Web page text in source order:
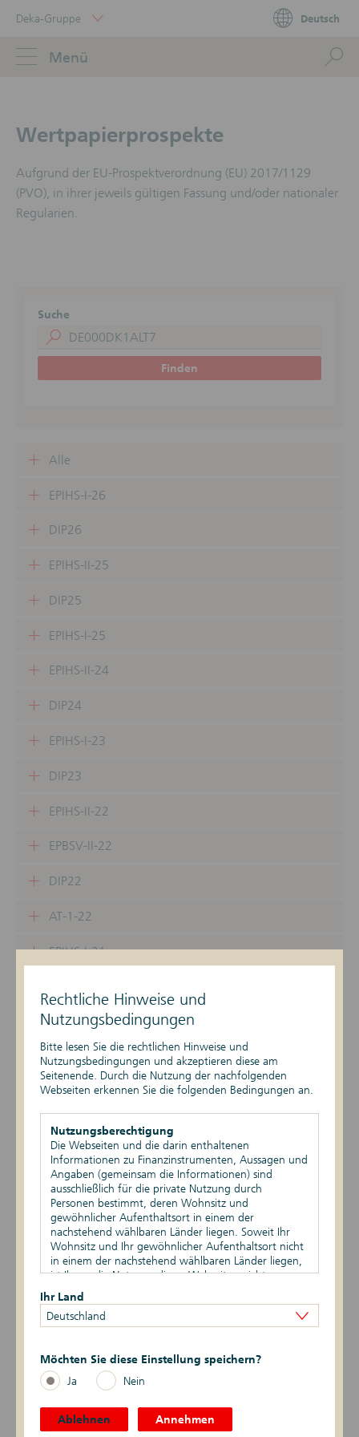
Rechtliche Hinweise und
Nutzungsbedingungen
Bitte lesen Sie die rechtlichen Hinweise und
Nutzungsbedingungen und akzeptieren diese am
Seitenende. Durch die Nutzung der nachfolgenden
Webseiten erkennen Sie die folgenden Bedingungen an.
Nutzungsberechtigung
Die Webseiten und die darin enthaltenen
Informationen zu Finanzinstrumenten, Aussagen und
Angaben (gemeinsam die Informationen) sind
ausschließlich für die private Nutzung durch
Personen bestimmt, deren Wohnsitz und
gewöhnlicher Aufenthaltsort in einem der
nachstehend wählbaren Länder liegen. Soweit Ihr
Wohnsitz und Ihr gewöhnlicher Aufenthaltsort nicht
in einem der nachstehend wählbaren Länder liegen,
ist Ihnen die Nutzung dieser Webseiten nicht
gestattet. Durch die Nutzung dieser Webseiten
bestätigen Sie, dass Ihr Wohnsitz und gewöhnlicher
Aufenthaltsort in einem der nachstehend wählbaren
Vertriebsbeschränkungen
Die auf den Webseiten enthaltenen Informationen
dürfen nicht außerhalb der eines oder mehrerer der
nachstehend wählbaren Länder verbreitet werden.
Auf die besonderen Verkaufsbeschränkungen in den
verschiedenen Ländern wird hingewiesen.
Ihr Land
Deutschland
Möchten Sie diese Einstellung speichern?
Ja
Nein
Ablehnen Annehmen
LinksPortal
Deka-Gruppe Deutsch
Menü
Wertpapierprospekte
Aufgrund der EU-Prospektverordnung (EU) 2017/1129
(PVO), in ihrer jeweils gültigen Fassung und/oder nationaler
Regularien.
Suche
Finden
Alle
EPIHS-I-26
DIP26
EPIHS-II-25
DIP25
EPIHS-I-25
EPIHS-II-24
DIP24
EPIHS-I-23
DIP23
EPIHS-II-22
EPBSV-II-22
DIP22
AT-1-22
EPIHS-I-21
DIP21
EPIHS-II-21
EPBSV-II-21
DIP20
EPBSV-I-20
EPIHS-I-20
EPIHS-II-19
EPBSV-II-19
DIP19
EPBSV-I-18
DIP18